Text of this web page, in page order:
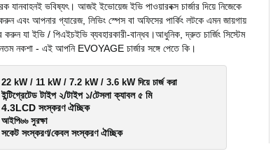
যানবাহনই ভবিষ্যৎ। আজই ইভোয়েজ ইভি পাওয়ারবক্স চার্জার দিয়ে নিজেকে
এবং আপনার গ্যারেজ, লিভিং স্পেস বা অফিসের পার্কিং লটকে এমন জায়গায়
করুন যা ইভি / পিএইচইভি ব্যবহারকারী-বান্ধব।আধুনিক, দ্রুত চার্জিং সিস্টেম
নকশা - এই আপনি EVOYAGE চার্জার সঙ্গে পেতে কি।
22 kW / 11 kW / 7.2 kW / 3.6 kW দিয়ে চার্জ করা
ইন্টিগ্রেটেড টাইপ ২/টাইপ ১/টেসলা ক্যাবল ৫ মি
4.3LCD সংস্করণ ঐচ্ছিক
আইপি৬৬ সুরক্ষা
সকেট সংস্করণ/কেবল সংস্করণ ঐচ্ছিক